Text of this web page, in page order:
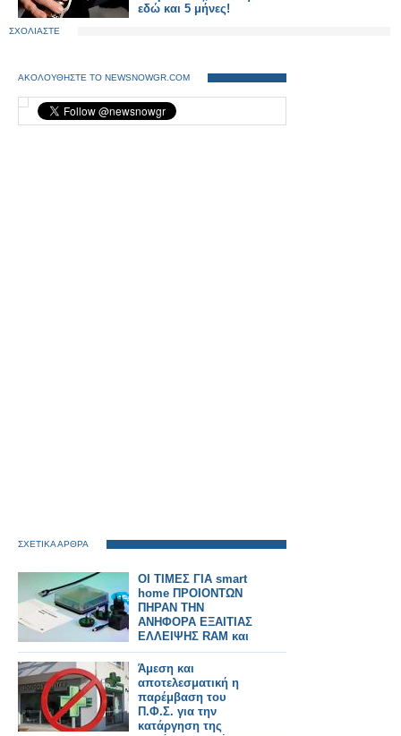
εδώ και 5 μήνες!
ΣΧΟΛΙΑΣΤΕ
ΑΚΟΛΟΥΘΗΣΤΕ ΤΟ NEWSNOWGR.COM
ΣΧΕΤΙΚΑ ΑΡΘΡΑ
ΟΙ ΤΙΜΕΣ ΓΙΑ smart
home ΠΡΟΙΟΝΤΩΝ
ΠΗΡΑΝ ΤΗΝ
ΑΝΗΦΟΡΑ ΕΞΑΙΤΙΑΣ
ΕΛΛΕΙΨΗΣ RAM και
chip
Άμεση και
αποτελεσματική η
παρέμβαση του
Π.Φ.Σ. για την
κατάργηση της